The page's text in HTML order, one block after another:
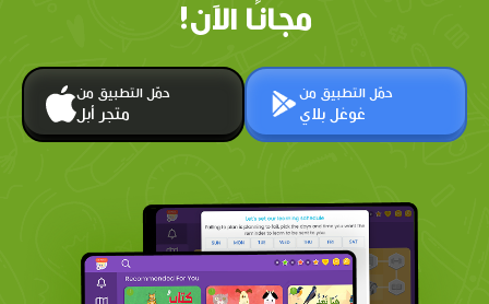
مجانًا الآن!
حمّل التطبيق من
متجر أبل
حمّل التطبيق من
غوغل بلاي